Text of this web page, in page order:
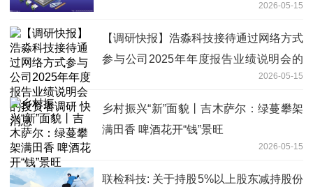
2026-05-15
【调研快报】浩淼科技接待通过网络方式
参与公司2025年年度报告业绩说明会的
2026-05-15
乡村振兴“新”面貌丨吉木萨尔：绿蔓攀架
满田香 啤酒花开“钱”景旺
2026-05-15
联检科技: 关于持股5%以上股东减持股份